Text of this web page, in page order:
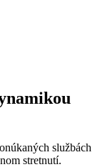
službách
stretnutí.